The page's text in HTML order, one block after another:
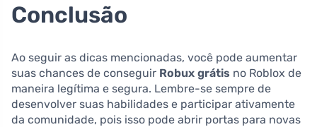
Conclusão
Ao seguir as dicas mencionadas, você pode aumentar
suas chances de conseguir Robux grátis no Roblox de
maneira legítima e segura. Lembre-se sempre de
desenvolver suas habilidades e participar ativamente
da comunidade, pois isso pode abrir portas para novas